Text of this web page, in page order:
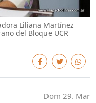
Liliana Martínez
del Bloque UCR
Dom 29. Mar